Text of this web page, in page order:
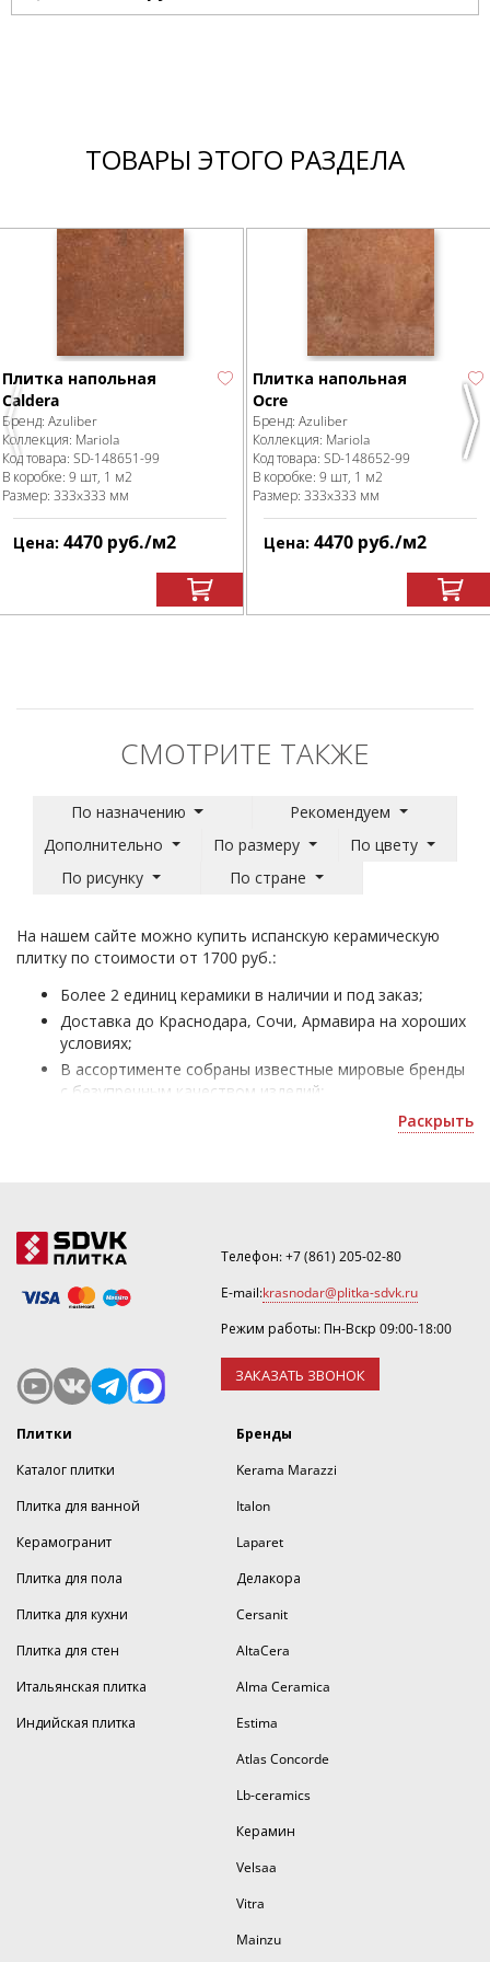
ТОВАРЫ ЭТОГО РАЗДЕЛА
Previous
Плитка напольная
Caldera
Бренд: Azuliber
Коллекция: Mariola
Код товара: SD-148651-99
В коробке: 9 шт, 1 м2
Размер: 333x333 мм
Цена: 4470 руб./м2
Плитка напольная
Ocre
Бренд: Azuliber
Коллекция: Mariola
Код товара: SD-148652-99
В коробке: 9 шт, 1 м2
Размер: 333x333 мм
Цена: 4470 руб./м2
СМОТРИТЕ ТАКЖЕ
По назначению
Рекомендуем
Дополнительно
По размеру
По цвету
По рисунку
По стране
На нашем сайте можно купить испанскую керамическую
плитку по стоимости от 1700 руб.:
Более 2 единиц керамики в наличии и под заказ;
Доставка до Краснодара, Сочи, Армавира на хороших
условиях;
В ассортименте собраны известные мировые бренды
с безупречным качеством изделий;
Плитка Azuliber Испания - для облицовки жилых иРаскрыть
Телефон:+7 (861) 205-02-80
E-mail:krasnodar@plitka-sdvk.ru
Режим работы: Пн-Вскр 09:00-18:00
ЗАКАЗАТЬ ЗВОНОК
Плитки
Каталог плитки
Плитка для ванной
Керамогранит
Плитка для пола
Плитка для кухни
Плитка для стен
Итальянская плитка
Индийская плитка
Бренды
Kerama Marazzi
Italon
Laparet
Делакора
Cersanit
AltaCera
Alma Ceramica
Estima
Atlas Concorde
Lb-ceramics
Керамин
Velsaa
Vitra
Mainzu